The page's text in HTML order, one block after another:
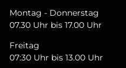
Montag - Donnerstag
07.30 Uhr bis 17.00 Uhr
Freitag
07:30 Uhr bis 13.00 Uhr